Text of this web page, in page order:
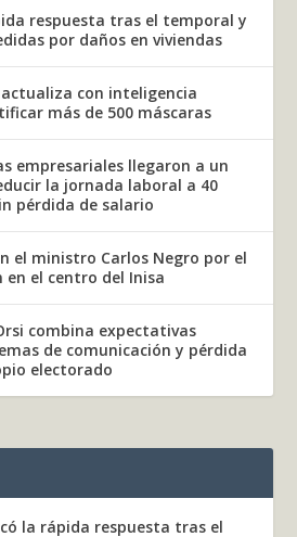
respuesta tras el temporal y
por daños en viviendas
actualiza con inteligencia
más de 500 máscaras
empresariales llegaron a un
la jornada laboral a 40
pérdida de salario
el ministro Carlos Negro por el
en el centro del Inisa
combina expectativas
de comunicación y pérdida
electorado
la rápida respuesta tras el